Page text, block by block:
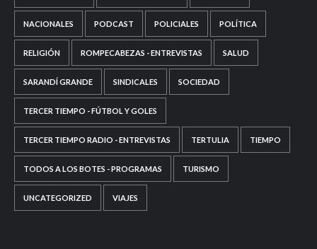
NACIONALES PODCAST POLICIALES POLÍTICA
RELIGIÓN ROMPECABEZAS - ENTREVISTAS SALUD
SARANDÍ GRANDE SINDICALES SOCIEDAD
TERCER TIEMPO - FÚTBOL Y GOLES
TERCER TIEMPO RADIO - ENTREVISTAS TERTULIA TIEMPO
TODOS A LOS BOTES - PROGRAMAS TURISMO
UNCATEGORIZED VIAJES